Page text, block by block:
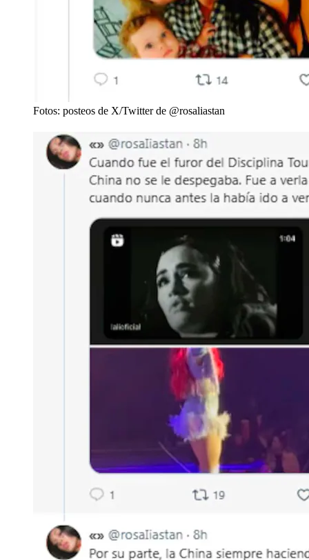
Fotos: posteos de X/Twitter de @rosaliastan